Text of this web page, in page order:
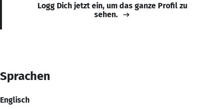
Logg Dich jetzt ein, um das ganze Profil zu
sehen.
Sprachen
Englisch